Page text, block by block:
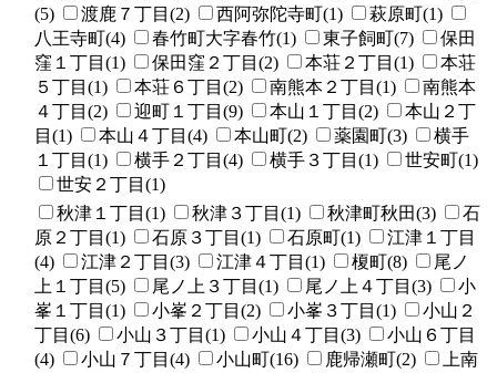
(5)
渡鹿７丁目(2) 西阿弥陀寺町(1)
萩原町(1)
八王寺町(4)
春竹町大字春竹(1) 東子飼町(7)
保田
窪１丁目(1)
保田窪２丁目(2) 本荘２丁目(1)
本荘
５丁目(1)
本荘６丁目(2) 南熊本２丁目(1)
南熊本
４丁目(2)
迎町１丁目(9) 本山１丁目(2)
本山２丁
目(1)
本山４丁目(4) 本山町(2) 薬園町(3)
横手
１丁目(1)
横手２丁目(4) 横手３丁目(1)
世安町(1)
世安２丁目(1)
秋津１丁目(1) 秋津３丁目(1) 秋津町秋田(3)
石
原２丁目(1)
石原３丁目(1) 石原町(1)
江津１丁目
(4)
江津２丁目(3) 江津４丁目(1) 榎町(8)
尾ノ
上１丁目(5)
尾ノ上３丁目(1) 尾ノ上４丁目(3)
小
峯１丁目(1)
小峯２丁目(2) 小峯３丁目(1)
小山２
丁目(6)
小山３丁目(1) 小山４丁目(3)
小山６丁目
(4)
小山７丁目(4) 小山町(16) 鹿帰瀬町(2)
上南